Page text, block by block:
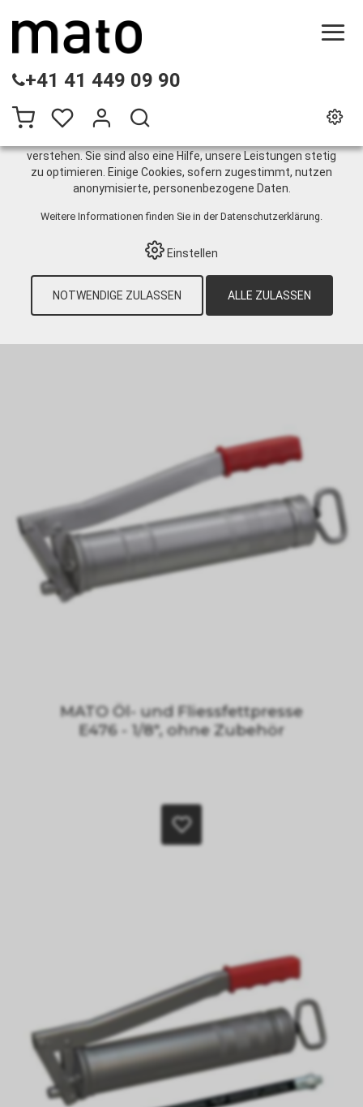
+41 41 449 09 90
Fliessfettpressen
SCHMIERTECHNIK
FLIESSFETTPRESSEN
Sortieren nach:Standard |Nr|Bezeichnung | CHF
5 Artikel
MATO Öl- und Fliessfettpresse
E476 - 1/8", ohne Zubehör
DIESE WEBSITE VERWENDET COOKIES
Wir nutzen auf unserer Website verschiedene Cookies:
Einige sind notwendig für den korrekten Betrieb der Website,
andere ermöglichen Ihnen mehr Funktionalitäten, und noch
verstehen. Sie sind also eine Hilfe, unsere Leistungen stetig
zu optimieren. Einige Cookies, sofern zugestimmt, nutzen
anonymisierte, personenbezogene Daten.
Weitere Informationen finden Sie in der Datenschutzerklärung.
Einstellen
NOTWENDIGE ZULASSEN ALLE ZULASSEN